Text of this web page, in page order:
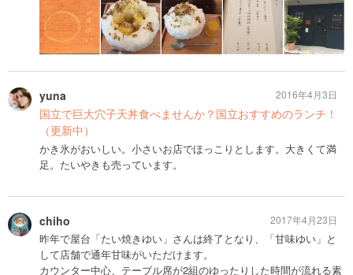
yuna
国立で巨大穴子天丼食べませんか？国立おすすめのランチ！
（更新中）
かき氷がおいしい。小さいお店でほっこりとします。大きくて満
足。たいやきも売っています。
2016年4月3日
chiho
昨年で屋台「たい焼きゆい」さんは終了となり、「甘味ゆい」と
して店舗で通年甘味がいただけます。
カウンター中心、テーブル席が2組のゆったりした時間が流れる素
2017年4月23日